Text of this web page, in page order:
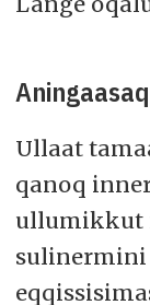
Ullaat
qanoq
ullumikkut
sulinermini